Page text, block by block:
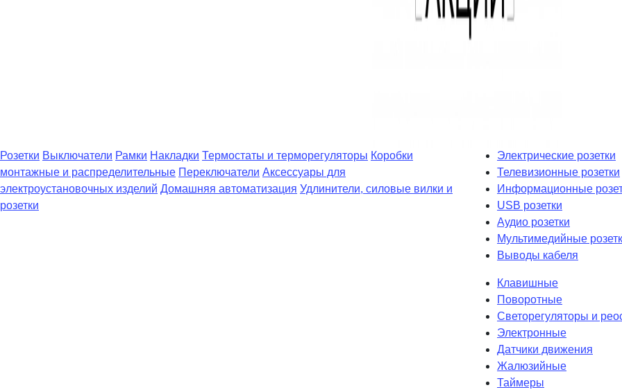
Розетки Выключатели Рамки Накладки Термостаты и терморегуляторы Коробки
монтажные и распределительные Переключатели Аксессуары для
электроустановочных изделий Домашняя автоматизация Удлинители, силовые вилки и
розетки
Электрические розетки
Телевизионные розетки
Информационные
USB розетки
Аудио розетки
Мультимедийные
Выводы кабеля
Клавишные
Поворотные
Светорегуляторы и
Электронные
Датчики движения
Жалюзийные
Таймеры